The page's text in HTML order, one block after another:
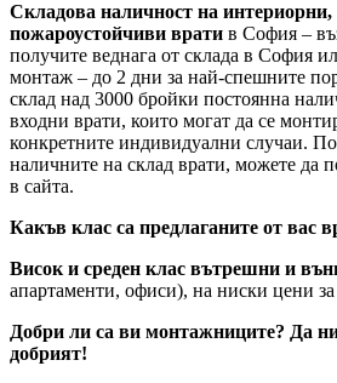
Складова наличност на интериорни,
пожароустойчиви врати в София –
получите веднага от склада в София
монтаж – до 2 дни за най-спешните
склад над 3000 бройки постоянна
входни врати, които могат да се
конкретните индивидуални случаи.
наличните на склад врати, можете да
в сайта.
Какъв клас са предлаганите от вас
Висок и среден клас вътрешни и
апартаменти, офиси), на ниски цени
Добри ли са ви монтажниците? Да
добрият!